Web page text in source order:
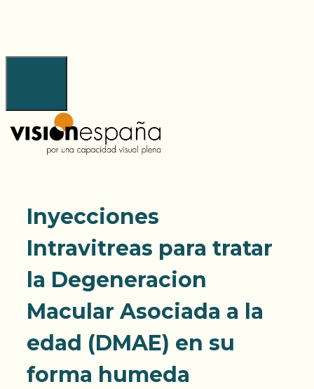
Inyecciones
Intravitreas para tratar
la Degeneracion
Macular Asociada a la
edad (DMAE) en su
forma humeda